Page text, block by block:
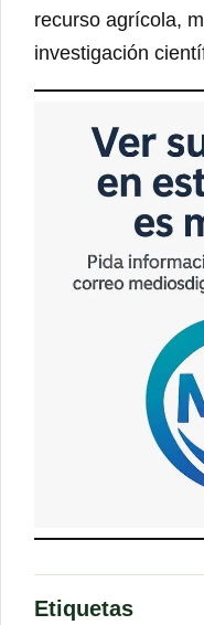
recurso agrícola,
investigación
Etiquetas